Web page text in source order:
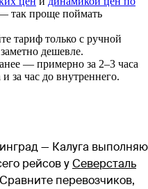
так проще поймать
тариф только с ручной
дешевле.
— примерно за 2–3 часа
за час до внутреннего.
— Калуга
рейсов уСеверсталь
перевозчиков,